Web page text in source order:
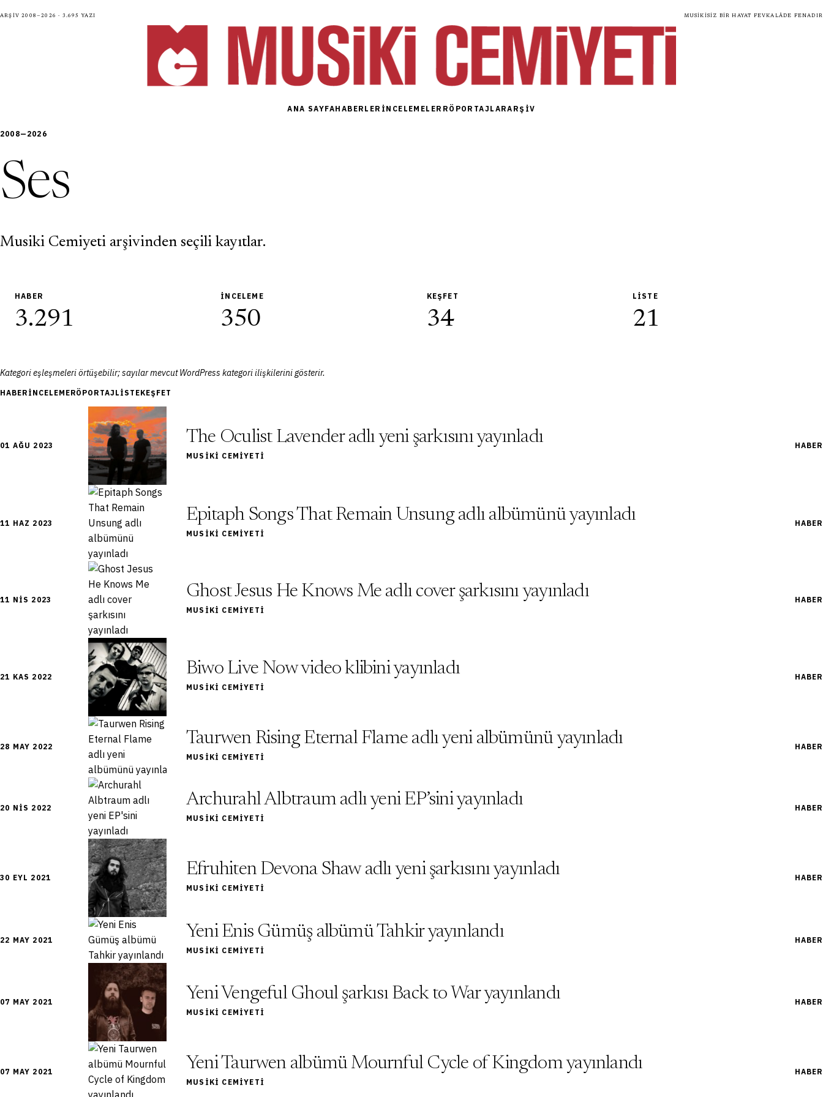
Arşiv 2008—2026 · 3.695 yazı Musikisiz bir hayat fevkalâde fenadır
ANA SAYFAHABERLER İNCELEMELER RÖPORTAJLARARŞIV
2008—2026
Ses
Musiki Cemiyeti arşivinden seçili kayıtlar.
HABER
3.291
İNCELEME
350
KEŞFET
34
LISTE
21
Kategori eşleşmeleri örtüşebilir; sayılar mevcut WordPress kategori ilişkilerini gösterir.
HABER İNCELEMERÖPORTAJ LISTEKEŞFET
01 AĞU 2023 The Oculist Lavender adlı yeni şarkısını yayınladı
MUSIKI CEMIYETI
HABER
11 HAZ 2023 Epitaph Songs That Remain Unsung adlı albümünü yayınladı
MUSIKI CEMIYETI
HABER
11 NIS 2023 Ghost Jesus He Knows Me adlı cover şarkısını yayınladı
MUSIKI CEMIYETI
HABER
21 KAS 2022 Biwo Live Now video klibini yayınladı
MUSIKI CEMIYETI
HABER
28 MAY 2022 Taurwen Rising Eternal Flame adlı yeni albümünü yayınladı
MUSIKI CEMIYETI
HABER
20 NIS 2022 Archurahl Albtraum adlı yeni EP’sini yayınladı
MUSIKI CEMIYETI
HABER
30 EYL 2021 Efruhiten Devona Shaw adlı yeni şarkısını yayınladı
MUSIKI CEMIYETI
HABER
22 MAY 2021 Yeni Enis Gümüş albümü Tahkir yayınlandı
MUSIKI CEMIYETI
HABER
07 MAY 2021 Yeni Vengeful Ghoul şarkısı Back to War yayınlandı
MUSIKI CEMIYETI
HABER
07 MAY 2021 Yeni Taurwen albümü Mournful Cycle of Kingdom yayınlandı
MUSIKI CEMIYETI
HABER